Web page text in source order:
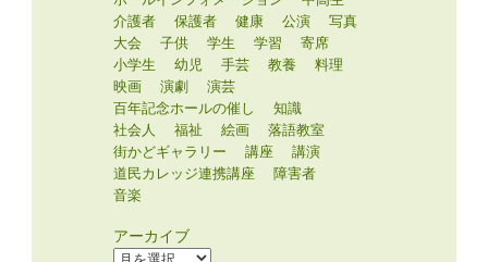
介護者
保護者 健康 公演
写真
大会
子供 学生 学習
寄席
小学生
幼児 手芸 教養
料理
映画
演劇
演芸
百年記念ホールの催し
知識
社会人
福祉 絵画
落語教室
街かどギャラリー
講座
講演
道民カレッジ連携講座
障害者
音楽
アーカイブ
ア